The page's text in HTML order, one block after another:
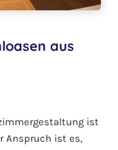
aus
ist
Anspruch ist es,